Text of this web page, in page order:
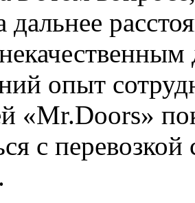
дальнее
опыт
«Mr.Doors»
с